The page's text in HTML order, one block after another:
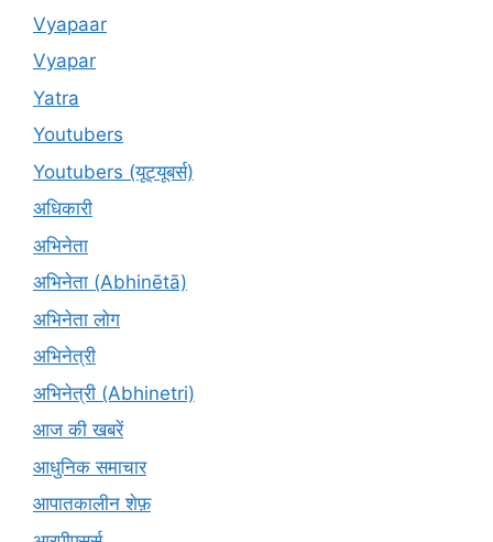
Vyapaar
Vyapar
Yatra
Youtubers
Youtubers (यूट्यूबर्स)
अधिकारी
अभिनेता
अभिनेता (Abhinētā)
अभिनेता लोग
अभिनेत्री
अभिनेत्री (Abhinetri)
आज की खबरें
आधुनिक समाचार
आपातकालीन शेफ़